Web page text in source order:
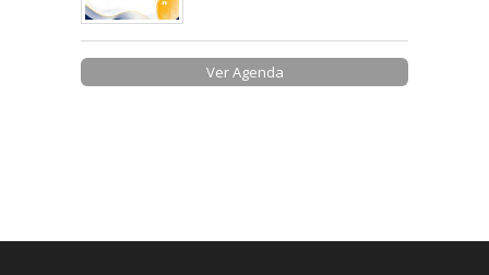
Ver Agenda